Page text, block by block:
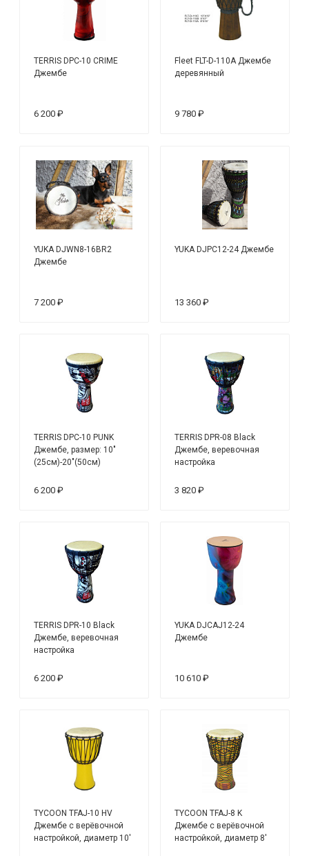
TERRIS DPC-10 CRIME
Джембе
6 200 ₽
Fleet FLT-D-110A Джембе
деревянный
9 780 ₽
YUKA DJWN8-16BR2
Джембе
7 200 ₽
YUKA DJPC12-24 Джембе
13 360 ₽
TERRIS DPC-10 PUNK
Джембе, размер: 10"
(25см)-20"(50см)
6 200 ₽
TERRIS DPR-08 Black
Джембе, веревочная
настройка
3 820 ₽
TERRIS DPR-10 Black
Джембе, веревочная
настройка
6 200 ₽
YUKA DJCAJ12-24
Джембе
10 610 ₽
TYCOON TFAJ-10 HV
Джембе с верёвочной
настройкой, диаметр 10'
TYCOON TFAJ-8 K
Джембе с верёвочной
настройкой, диаметр 8'